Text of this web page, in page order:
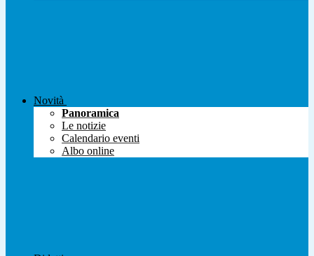
Novità
Panoramica
Le notizie
Calendario eventi
Albo online